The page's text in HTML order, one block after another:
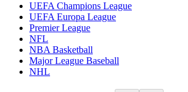
UEFA Champions League
UEFA Europa League
Premier League
NFL
NBA Basketball
Major League Baseball
NHL